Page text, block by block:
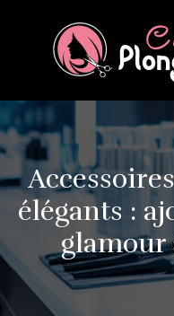
élégants :
glamour